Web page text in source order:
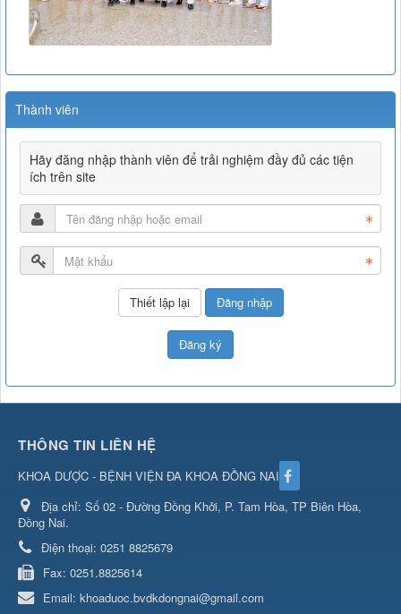
Thành viên
Hãy đăng nhập thành viên để trải nghiệm đầy đủ các tiện
ích trên site
Đăng nhập
Đăng ký
THÔNG TIN LIÊN HỆ
KHOA DƯỢC - BỆNH VIỆN ĐA KHOA ĐỒNG NAI
Địa chỉ: Số 02 - Đường Đồng Khởi, P. Tam Hòa, TP Biên Hòa,
Đồng Nai.
Điện thoại: 0251 8825679
Fax: 0251.8825614
Email: khoaduoc.bvdkdongnai@gmail.com